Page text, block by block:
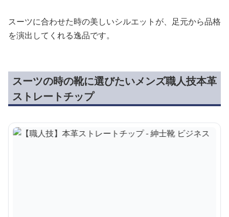
スーツに合わせた時の美しいシルエットが、足元から品格
を演出してくれる逸品です。
スーツの時の靴に選びたいメンズ職人技本革
ストレートチップ